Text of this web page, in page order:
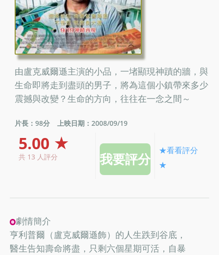
由盧克威爾遜主演的小品，一堵顯現神蹟的牆，與
生命即將走到盡頭的男子，將為這個小鎮帶來多少
震撼與改變？生命的方向，往往在一念之間～
片長：98分 上映日期：2008/09/19
5.00 ★
共 13 人評分
★看看評分
★
劇情簡介
亨利普爾（盧克威爾遜飾）的人生跌到谷底，
醫生告知壽命將盡，只剩六個星期可活，自暴